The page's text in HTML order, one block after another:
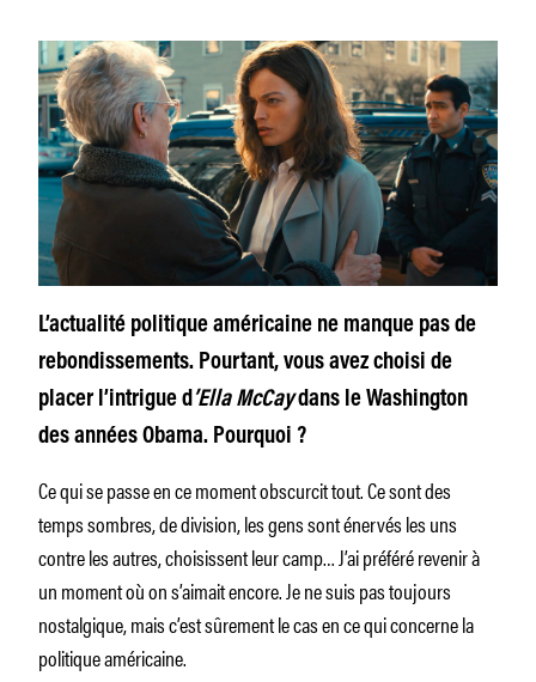
L’actualité politique américaine ne manque pas de
rebondissements. Pourtant, vous avez choisi de
placer l’intrigue d ’Ella McCaydans le Washington
des années Obama. Pourquoi ?
Ce qui se passe en ce moment obscurcit tout. Ce sont des
temps sombres, de division, les gens sont énervés les uns
contre les autres, choisissent leur camp… J’ai préféré revenir à
un moment où on s’aimait encore. Je ne suis pas toujours
nostalgique, mais c’est sûrement le cas en ce qui concerne la
politique américaine.